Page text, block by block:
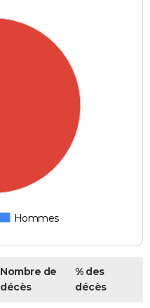
Hommes
Nombre de
décès
% des
décès